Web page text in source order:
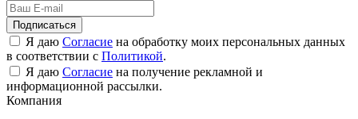
Подписаться
Я даю Согласие на обработку моих персональных данных
в соответствии с Политикой.
Я даю Согласие на получение рекламной и
информационной рассылки.
Компания